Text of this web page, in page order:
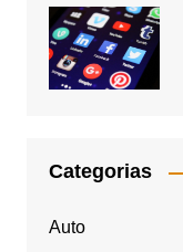
Categorias
Auto